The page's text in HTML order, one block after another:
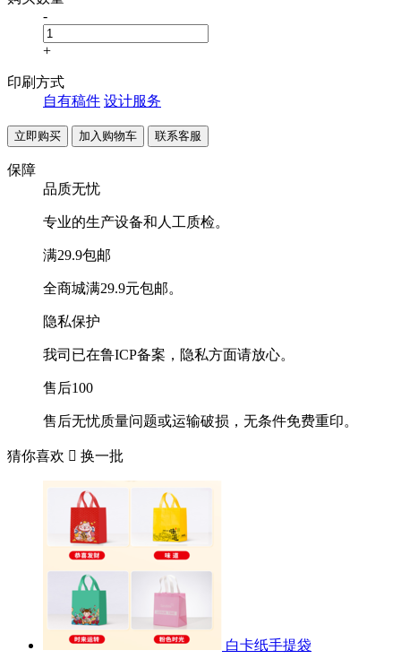
-
+
印刷方式
自有稿件 设计服务
联系客服
保障
品质无忧
专业的生产设备和人工质检。
满29.9包邮
全商城满29.9元包邮。
隐私保护
我司已在鲁ICP备案，隐私方面请放心。
售后100
售后无忧质量问题或运输破损，无条件免费重印。
猜你喜欢  换一批
白卡纸手提袋